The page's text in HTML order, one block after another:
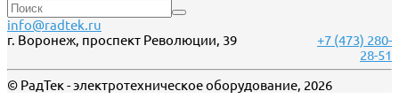
info@radtek.ru
г. Воронеж, проспект Революции, 39
+7 (473) 280-
28-51
© РадТек - электротехническое оборудование, 2026